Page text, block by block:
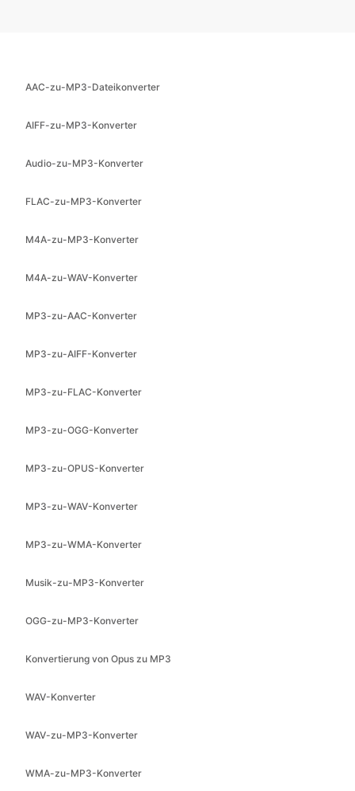
AIFF-zu-MP3-Konverter
Audio-zu-MP3-Konverter
FLAC-zu-MP3-Konverter
M4A-zu-MP3-Konverter
M4A-zu-WAV-Konverter
MP3-zu-AAC-Konverter
MP3-zu-AIFF-Konverter
MP3-zu-FLAC-Konverter
MP3-zu-OGG-Konverter
MP3-zu-OPUS-Konverter
MP3-zu-WAV-Konverter
MP3-zu-WMA-Konverter
Musik-zu-MP3-Konverter
OGG-zu-MP3-Konverter
Konvertierung von Opus zu MP3
WAV-Konverter
WAV-zu-MP3-Konverter
WMA-zu-MP3-Konverter